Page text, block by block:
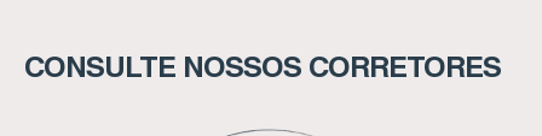
CONSULTE NOSSOS CORRETORES